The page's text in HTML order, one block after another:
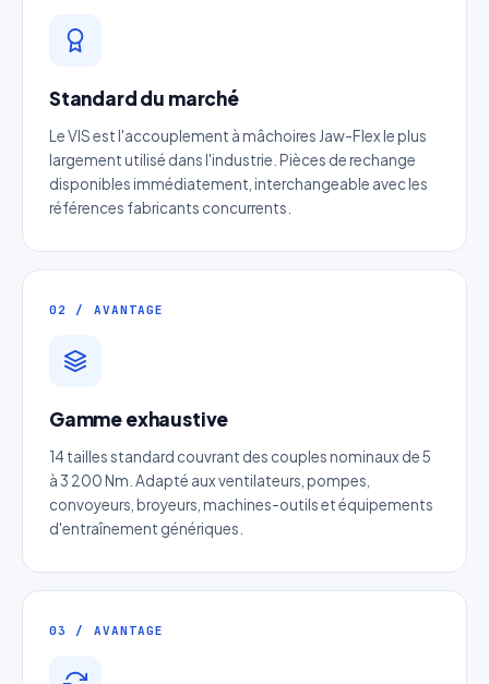
Standard du marché
Le VIS est l'accouplement à mâchoires Jaw-Flex le plus
largement utilisé dans l'industrie. Pièces de rechange
disponibles immédiatement, interchangeable avec les
références fabricants concurrents.
02 / AVANTAGE
Gamme exhaustive
14 tailles standard couvrant des couples nominaux de 5
à 3 200 Nm. Adapté aux ventilateurs, pompes,
convoyeurs, broyeurs, machines-outils et équipements
d'entraînement génériques.
03 / AVANTAGE
Devis Page141 : Vis trapézoïdale
Réponse sous 24h — Sans engagement
Nom complet *
Email